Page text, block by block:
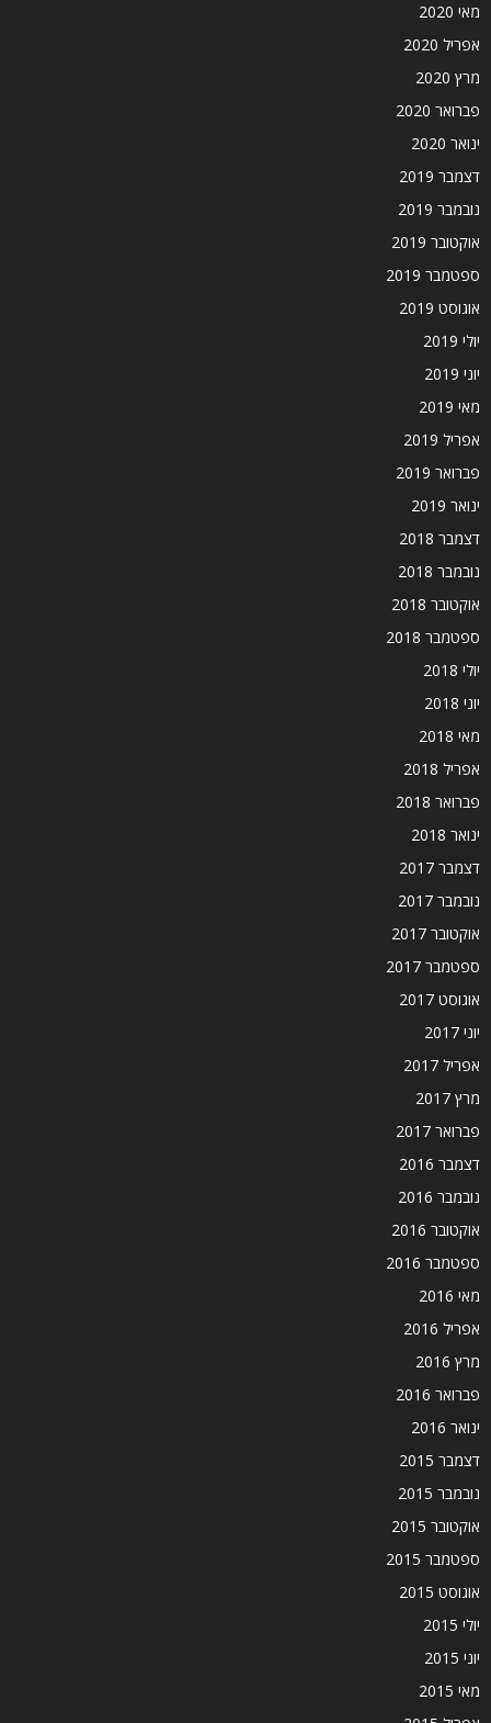
מאי 2020
אפריל 2020
מרץ 2020
פברואר 2020
ינואר 2020
דצמבר 2019
נובמבר 2019
אוקטובר 2019
ספטמבר 2019
אוגוסט 2019
יולי 2019
יוני 2019
מאי 2019
אפריל 2019
פברואר 2019
ינואר 2019
דצמבר 2018
נובמבר 2018
אוקטובר 2018
ספטמבר 2018
יולי 2018
יוני 2018
מאי 2018
אפריל 2018
פברואר 2018
ינואר 2018
דצמבר 2017
נובמבר 2017
אוקטובר 2017
ספטמבר 2017
אוגוסט 2017
יוני 2017
אפריל 2017
מרץ 2017
פברואר 2017
דצמבר 2016
נובמבר 2016
אוקטובר 2016
ספטמבר 2016
מאי 2016
אפריל 2016
מרץ 2016
פברואר 2016
ינואר 2016
דצמבר 2015
נובמבר 2015
אוקטובר 2015
ספטמבר 2015
אוגוסט 2015
יולי 2015
יוני 2015
מאי 2015